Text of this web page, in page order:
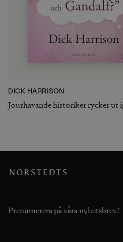
DICK HARRISON
Jourhavande historiker rycker ut
Prenumerera på våra nyhetsbrev!